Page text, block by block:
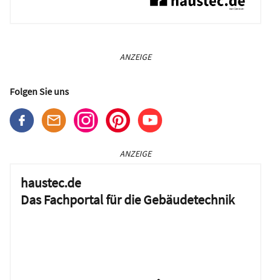
ANZEIGE
Folgen Sie uns
ANZEIGE
haustec.de
Das Fachportal für die Gebäudetechnik